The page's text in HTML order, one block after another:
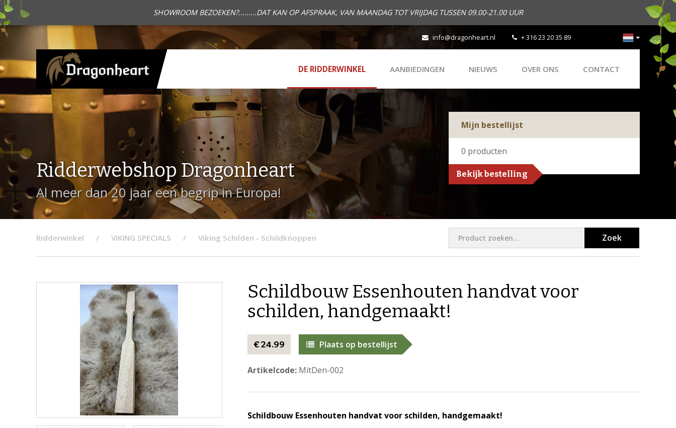
SHOWROOM BEZOEKEN?.........DAT KAN OP AFSPRAAK, VAN MAANDAG TOT VRIJDAG TUSSEN 09.00-21.00 UUR
info@dragonheart.nl + 316 23 20 35 89
DE RIDDERWINKEL AANBIEDINGEN NIEUWS OVER ONS CONTACT
Ridderwebshop Dragonheart
Al meer dan 20 jaar een begrip in Europa!
Mijn bestellijst
0 producten
Bekijk bestelling
Ridderwinkel VIKING SPECIALS Viking Schilden - Schildknoppen Zoek
​Schildbouw Essenhouten handvat voor
schilden, handgemaakt!
€ 24.99 Plaats op bestellijst
Artikelcode:MitDen-002​
Schildbouw Essenhouten handvat voor schilden, handgemaakt!